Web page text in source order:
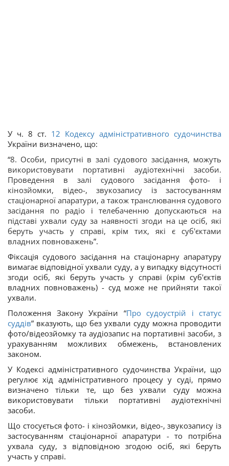
У ч. 8 ст. 12 Кодексу адміністративного судочинства
України визначено, що:
“8. Особи, присутні в залі судового засідання, можуть
використовувати портативні аудіотехнічні засоби.
Проведення в залі судового засідання фото- і
кінозйомки, відео-, звукозапису із застосуванням
стаціонарної апаратури, а також транслювання судового
засідання по радіо і телебаченню допускаються на
підставі ухвали суду за наявності згоди на це осіб, які
беруть участь у справі, крім тих, які є суб'єктами
владних повноважень”.
Фіксація судового засідання на стаціонарну апаратуру
вимагає відповідної ухвали суду, а у випадку відсутності
згоди осіб, які беруть участь у справі (крім суб'єктів
владних повноважень) - суд може не прийняти такої
ухвали.
Положення Закону України “Про судоустрій і статус
суддів” вказують, що без ухвали суду можна проводити
фото/відеозйомку та аудіозапис на портативні засоби, з
урахуванням можливих обмежень, встановлених
законом.
У Кодексі адміністративного судочинства України, що
регулює хід адміністративного процесу у суді, прямо
визначено тільки те, що без ухвали суду можна
використовувати тільки портативні аудіотехнічні
засоби.
Що стосується фото- і кінозйомки, відео-, звукозапису із
застосуванням стаціонарної апаратури - то потрібна
ухвала суду, з відповідною згодою осіб, які беруть
участь у справі.